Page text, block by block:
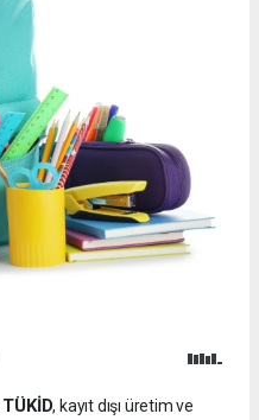
TÜKİD, kayıt dışı üretim ve